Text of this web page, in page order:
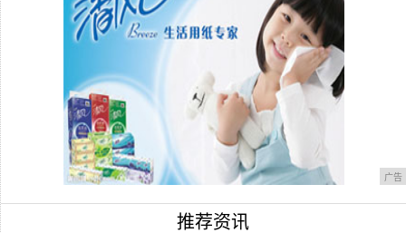
广告
推荐资讯